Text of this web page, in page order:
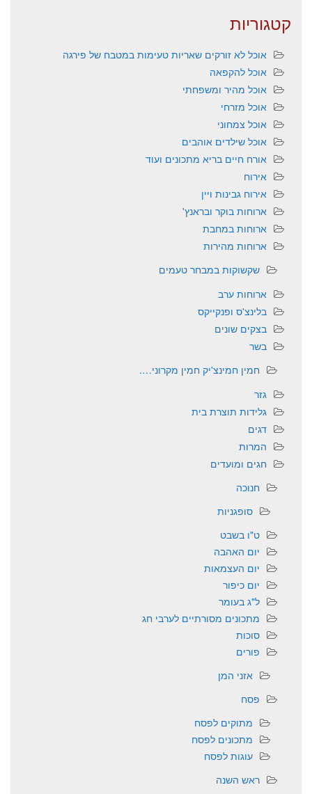
קטגוריות
אוכל לא זורקים שאריות טעימות במטבח של פירגה
אוכל להקפאה
אוכל מהיר ומשפחתי
אוכל מזרחי
אוכל צמחוני
אוכל שילדים אוהבים
אורח חיים בריא מתכונים ועוד
אירוח
אירוח גבינות ויין
ארוחות בוקר ובראנץ'
ארוחות במחבת
ארוחות מהירות
שקשוקות במבחר טעמים
ארוחות ערב
בלינצ'ס ופנקייקס
בצקים שונים
בשר
חמין חמינצ'יק חמין מקרוני….
גזר
גלידות תוצרת בית
דגים
המרות
חגים ומועדים
חנוכה
סופגניות
ט"ו בשבט
יום האהבה
יום העצמאות
יום כיפור
ל"ג בעומר
מתכונים מסורתיים לערבי חג
סוכות
פורים
אזני המן
פסח
מתוקים לפסח
מתכונים לפסח
עוגות לפסח
ראש השנה